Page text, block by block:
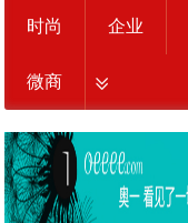
时尚 企业
微商